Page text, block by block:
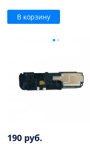
В корзину
190 руб.